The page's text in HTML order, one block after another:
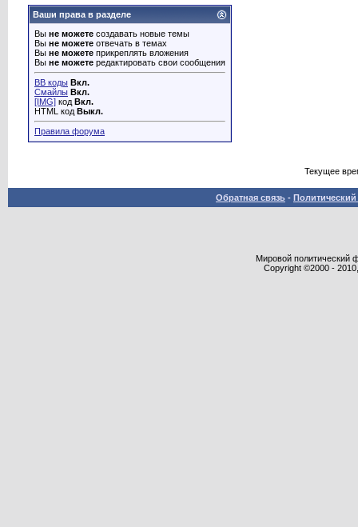
Ваши права в разделе
Вы не можете создавать новые темы
Вы не можете отвечать в темах
Вы не можете прикреплять вложения
Вы не можете редактировать свои сообщения
BB коды Вкл.
Смайлы Вкл.
[IMG] код Вкл.
HTML код Выкл.
Правила форума
Текущее
Обратная связь -
Мировой политический
Copyright ©2000 -